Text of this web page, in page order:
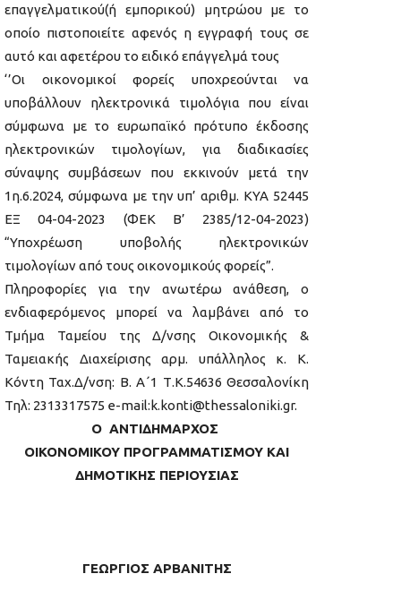
επαγγελματικού(ή εμπορικού) μητρώου με το
οποίο πιστοποιείτε αφενός η εγγραφή τους σε
αυτό και αφετέρου το ειδικό επάγγελμά τους
‘’Οι οικονομικοί φορείς υποχρεούνται να
υποβάλλουν ηλεκτρονικά τιμολόγια που είναι
σύμφωνα με το ευρωπαϊκό πρότυπο έκδοσης
ηλεκτρονικών τιμολογίων, για διαδικασίες
σύναψης συμβάσεων που εκκινούν μετά την
1η.6.2024, σύμφωνα με την υπ’ αριθμ. ΚΥΑ 52445
ΕΞ 04-04-2023 (ΦΕΚ Β’ 2385/12-04-2023)
“Υποχρέωση υποβολής ηλεκτρονικών
τιμολογίων από τους οικονομικούς φορείς”.
Πληροφορίες για την ανωτέρω ανάθεση, ο
ενδιαφερόμενος μπορεί να λαμβάνει από το
Τμήμα Ταμείου της Δ/νσης Οικονομικής &
Ταμειακής Διαχείρισης αρμ. υπάλληλος κ. Κ.
Κόντη Ταχ.Δ/νση: Β. Α΄1 Τ.Κ.54636 Θεσσαλονίκη
Τηλ: 2313317575 e-mail:k.konti@thessaloniki.gr.
Ο ΑΝΤΙΔΗΜΑΡΧΟΣ
ΟΙΚΟΝΟΜΙΚΟΥ ΠΡΟΓΡΑΜΜΑΤΙΣΜΟΥ ΚΑΙ
ΔΗΜΟΤΙΚΗΣ ΠΕΡΙΟΥΣΙΑΣ
ΓΕΩΡΓΙΟΣ ΑΡΒΑΝΙΤΗΣ